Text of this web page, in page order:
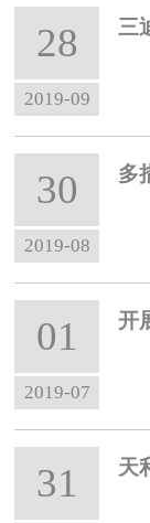
28
2019-09
三
30
2019-08
多
01
2019-07
开
31